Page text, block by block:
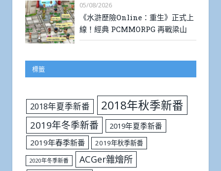
05/08/2026
《水滸歷險Online：重生》正式上
線！經典 PCMMORPG 再戰梁山
標籤
2018年夏季新番 2018年秋季新番
2019年冬季新番
2019年夏季新番
2019年春季新番
2019年秋季新番
2020年冬季新番 ACGer雜燴所